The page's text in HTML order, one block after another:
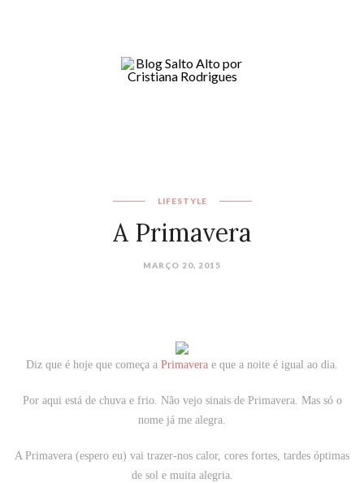
LIFESTYLE
A Primavera
MARÇO 20, 2015
Diz que é hoje que começa a Primavera e que a noite é igual ao dia.
Por aqui está de chuva e frio. Não vejo sinais de Primavera. Mas só o
nome já me alegra.
A Primavera (espero eu) vai trazer-nos calor, cores fortes, tardes óptimas
de sol e muita alegria.